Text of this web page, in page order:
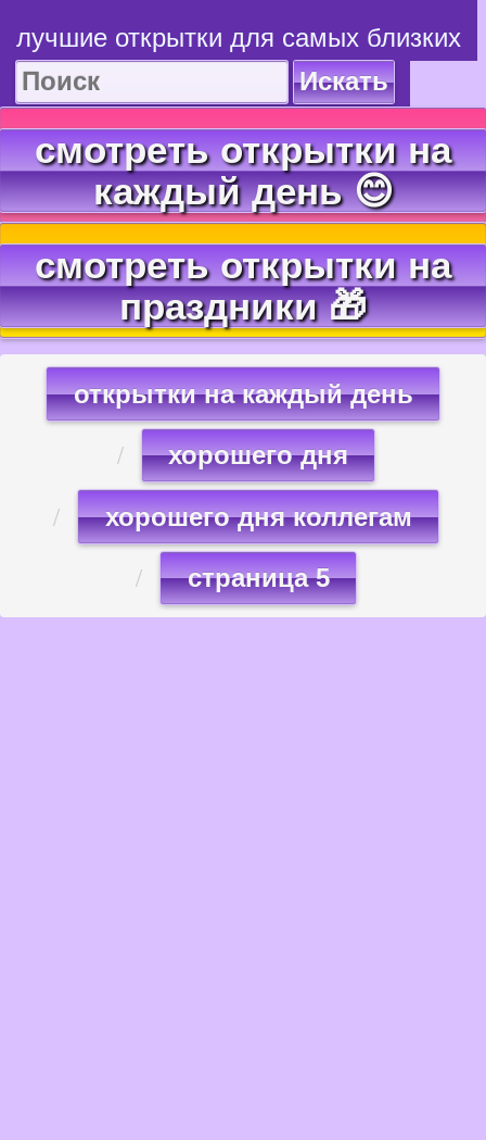
лучшие открытки для самых близких
Искать
смотреть открытки на
каждый день 😊
смотреть открытки на
праздники 🎁
открытки на каждый день
хорошего дня
хорошего дня коллегам
страница 5